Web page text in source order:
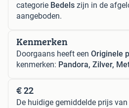
categorie Bedels zijn in de
aangeboden.
Kenmerken
Doorgaans heeft een Originele
kenmerken: Pandora, Zilver,
€ 22
De huidige gemiddelde prijs van